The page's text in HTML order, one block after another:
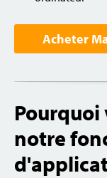
Acheter
Pourquoi
notre